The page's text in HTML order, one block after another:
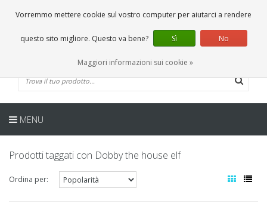
0 Articoli
IT
MENU
Prodotti taggati con Dobby the house elf
Ordina per:
Vorremmo mettere cookie sul vostro computer per aiutarci a rendere
questo sito migliore. Questo va bene? Sì No
Maggiori informazioni sui cookie »